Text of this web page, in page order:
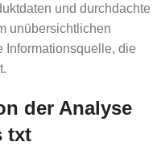
und durchdachte
unübersichtlichen
Informationsquelle, die
der Analyse
txt